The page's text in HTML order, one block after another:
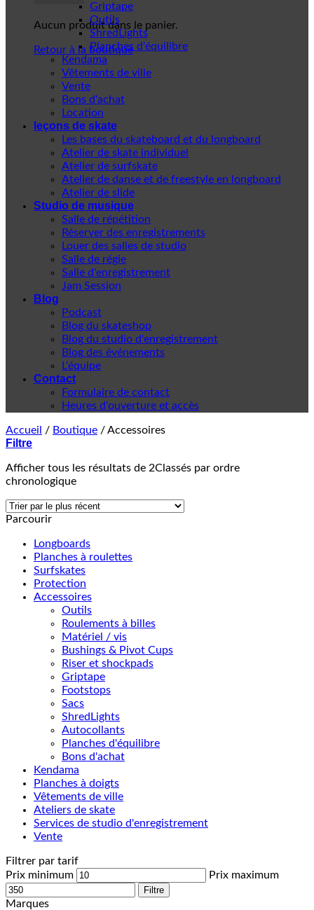
Aucun produit dans le panier.
Retour à la boutique
Griptape
Outils
ShredLights
Planches d'équilibre
Kendama
Vêtements de ville
Vente
Bons d'achat
Location
leçons de skate
Les bases du skateboard et du longboard
Atelier de skate individuel
Atelier de surfskate
Atelier de danse et de freestyle en longboard
Atelier de slide
Studio de musique
Salle de répétition
Réserver des enregistrements
Louer des salles de studio
Salle de régie
Salle d'enregistrement
Jam Session
Blog
Podcast
Blog du skateshop
Blog du studio d'enregistrement
Blog des événements
L'équipe
Contact
Formulaire de contact
Heures d'ouverture et accès
Accueil / Boutique /Accessoires
Filtre
Afficher tous les résultats de 2Classés par ordre
chronologique
Parcourir
Longboards
Planches à roulettes
Surfskates
Protection
Accessoires
Outils
Roulements à billes
Matériel / vis
Bushings & Pivot Cups
Riser et shockpads
Griptape
Footstops
Sacs
ShredLights
Autocollants
Planches d'équilibre
Bons d'achat
Kendama
Planches à doigts
Vêtements de ville
Ateliers de skate
Services de studio d'enregistrement
Vente
Filtrer par tarif
Prix minimum
Prix maximum
Filtre
Marques